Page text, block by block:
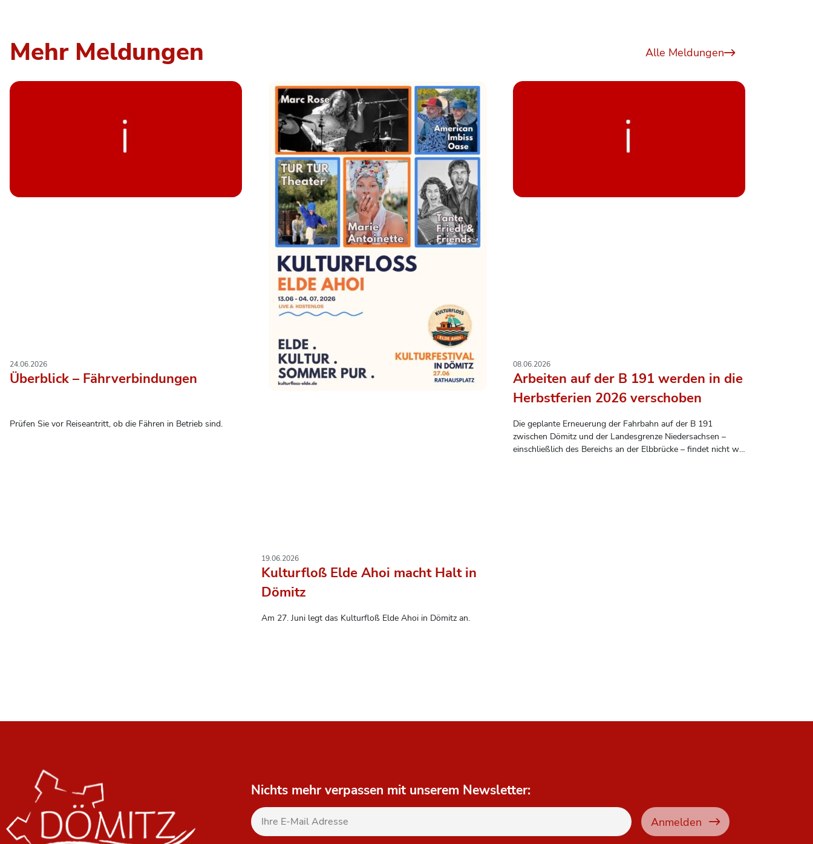
Mehr Meldungen Alle Meldungen
Überblick – Fährverbindungen
24.06.2026
Prüfen Sie vor Reiseantritt, ob die Fähren in Betrieb sind.
Kulturfloß Elde Ahoi macht Halt in
Dömitz
19.06.2026
Am 27. Juni legt das Kulturfloß Elde Ahoi in Dömitz an.
Arbeiten auf der B 191 werden in die
Herbstferien 2026 verschoben
08.06.2026
Die geplante Erneuerung der Fahrbahn auf der B 191
zwischen Dömitz und der Landesgrenze Niedersachsen –
einschließlich des Bereichs an der Elbbrücke – findet nicht wie
Nichts mehr verpassen mit unserem Newsletter:
Anmelden